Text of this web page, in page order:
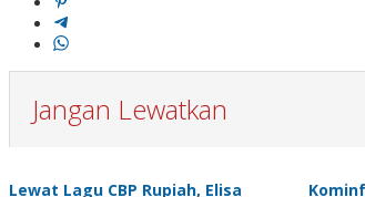
Jangan Lewatkan
Lewat Lagu CBP Rupiah, Elisa